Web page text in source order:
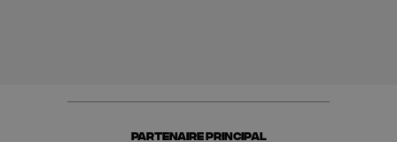
PARTENAIRE PRINCIPAL